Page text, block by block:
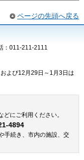
ページの先頭へ戻る
：011-211-2111
よび12月29日～1月3日は
にご利用ください。
4894
手続き、市内の施設、交